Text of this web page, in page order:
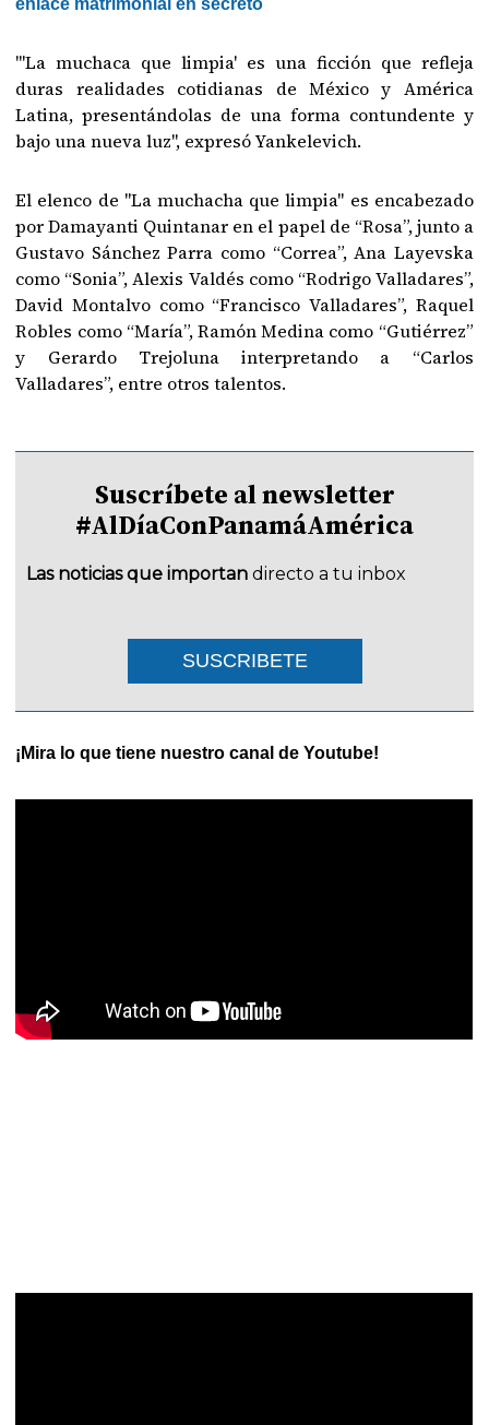
enlace matrimonial en secreto
"'La muchaca que limpia' es una ficción que refleja
duras realidades cotidianas de México y América
Latina, presentándolas de una forma contundente y
bajo una nueva luz", expresó Yankelevich.
El elenco de "La muchacha que limpia" es encabezado
por Damayanti Quintanar en el papel de “Rosa”, junto a
Gustavo Sánchez Parra como “Correa”, Ana Layevska
como “Sonia”, Alexis Valdés como “Rodrigo Valladares”,
David Montalvo como “Francisco Valladares”, Raquel
Robles como “María”, Ramón Medina como “Gutiérrez”
y Gerardo Trejoluna interpretando a “Carlos
Valladares”, entre otros talentos.
Suscríbete al newsletter
#AlDíaConPanamáAmérica
Las noticias que importan directo a tu inbox
SUSCRIBETE
¡Mira lo que tiene nuestro canal de Youtube!